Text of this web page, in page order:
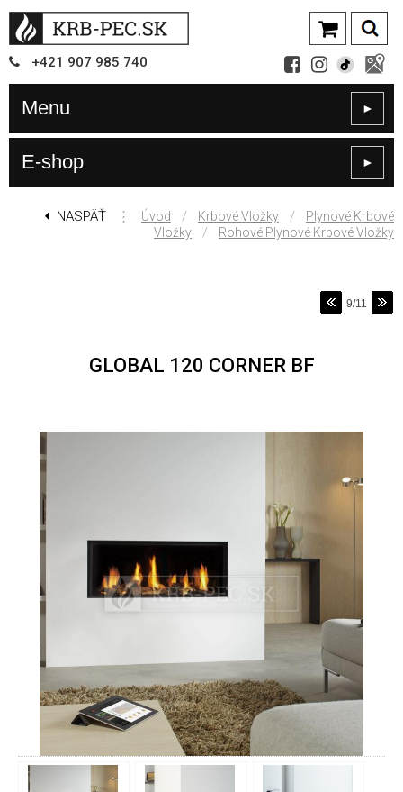
+421 907 985 740
Menu ►
E-shop ►
NASPÄŤ ⋮ Úvod / Krbové Vložky /
Plynové Krbové
Vložky
/ Rohové Plynové Krbové Vložky
9/11
GLOBAL 120 CORNER BF